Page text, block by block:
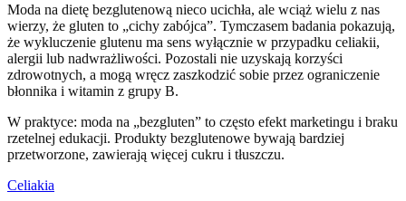
Moda na dietę bezglutenową nieco ucichła, ale wciąż wielu z nas
wierzy, że gluten to „cichy zabójca”. Tymczasem badania pokazują,
że wykluczenie glutenu ma sens wyłącznie w przypadku celiakii,
alergii lub nadwrażliwości. Pozostali nie uzyskają korzyści
zdrowotnych, a mogą wręcz zaszkodzić sobie przez ograniczenie
błonnika i witamin z grupy B.
W praktyce: moda na „bezgluten” to często efekt marketingu i braku
rzetelnej edukacji. Produkty bezglutenowe bywają bardziej
przetworzone, zawierają więcej cukru i tłuszczu.
Celiakia